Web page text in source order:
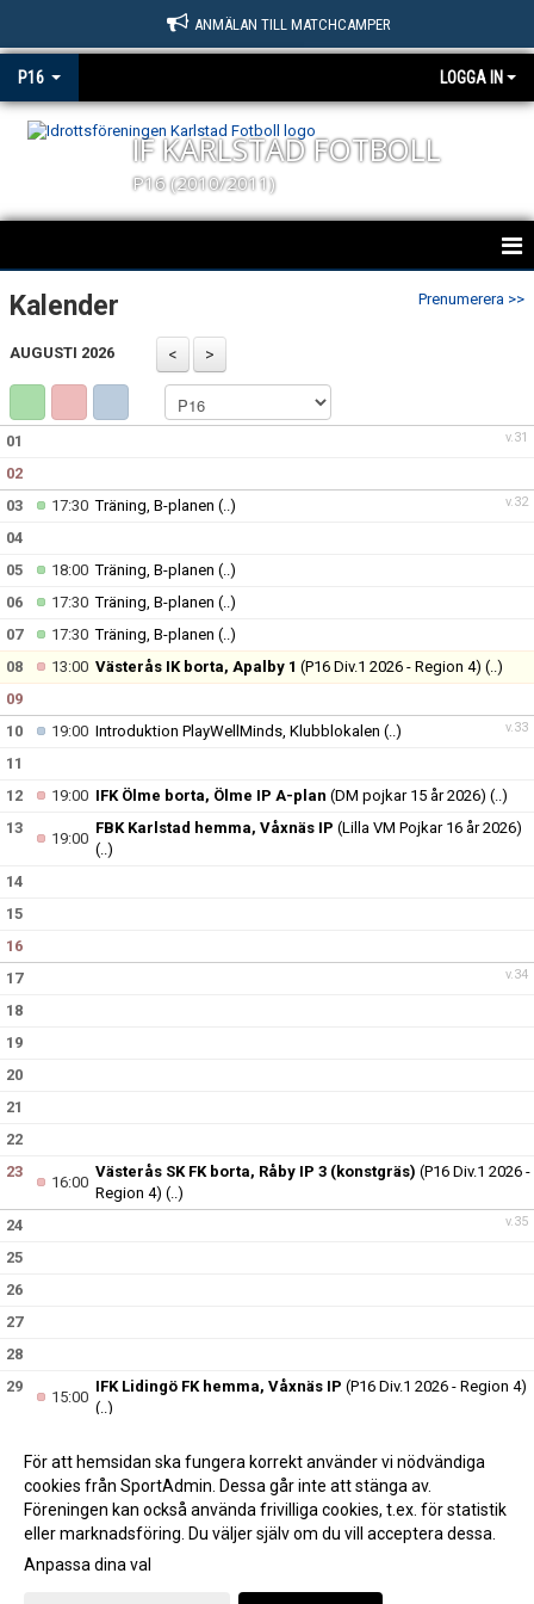
ANMÄLAN TILL MATCHCAMPER
P16 LOGGA IN
IF KARLSTAD FOTBOLL
P16 (2010/2011)
KARLSTAD FOTBOLL P16
NYHETER
MATCHER
TRUPPEN
DOKUMENT
KONTAKT
TABELL OCH RESULTAT
Prenumerera >>
Kalender
AUGUSTI 2026
v.31
01
02
v.32
03 17:30Träning, B-planen (..)
04
05
18:00Träning, B-planen (..)
06
17:30Träning, B-planen (..)
07
17:30Träning, B-planen (..)
08
13:00 Västerås IK borta, Apalby 1 (P16 Div.1 2026 - Region 4) (..)
09
v.33
10 19:00 Introduktion PlayWellMinds, Klubblokalen (..)
11
12
19:00 IFK Ölme borta, Ölme IP A-plan (DM pojkar 15 år 2026) (..)
13
19:00
FBK Karlstad hemma, Våxnäs IP (Lilla VM Pojkar 16 år 2026)
(..)
14
15
16
v.34
17
18
19
20
21
22
23
16:00
Västerås SK FK borta, Råby IP 3 (konstgräs) (P16 Div.1 2026 -
Region 4) (..)
v.35
24
25
26
27
28
29
15:00
IFK Lidingö FK hemma, Våxnäs IP (P16 Div.1 2026 - Region 4)
(..)
Gå till Webbversion
För att hemsidan ska fungera korrekt använder vi nödvändiga
cookies från SportAdmin. Dessa går inte att stänga av.
Föreningen kan också använda frivilliga cookies, t.ex. för statistik
eller marknadsföring. Du väljer själv om du vill acceptera dessa.
Anpassa dina val